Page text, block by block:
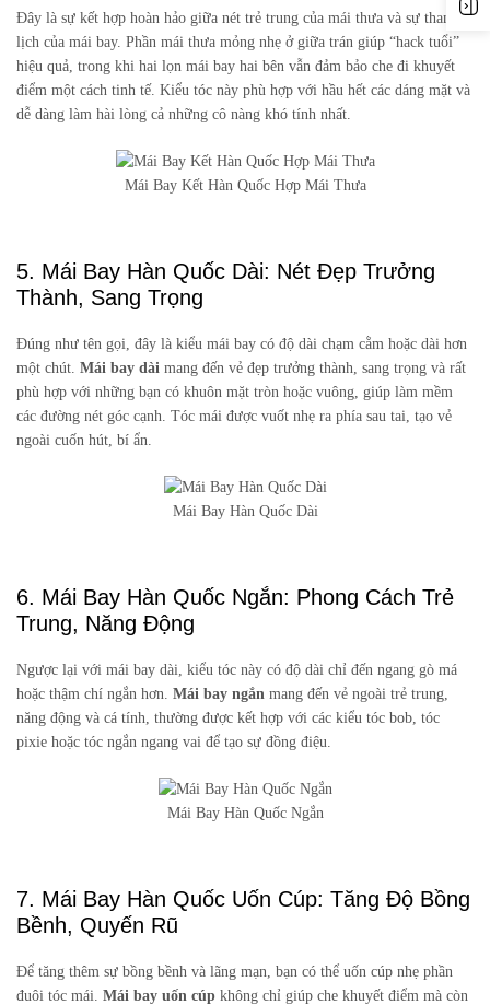
Đây là sự kết hợp hoàn hảo giữa nét trẻ trung của mái thưa và sự thanh
lịch của mái bay. Phần mái thưa mỏng nhẹ ở giữa trán giúp “hack tuổi”
hiệu quả, trong khi hai lọn mái bay hai bên vẫn đảm bảo che đi khuyết
điểm một cách tinh tế. Kiểu tóc này phù hợp với hầu hết các dáng mặt và
dễ dàng làm hài lòng cả những cô nàng khó tính nhất.
Mái Bay Kết Hàn Quốc Hợp Mái Thưa
5. Mái Bay Hàn Quốc Dài: Nét Đẹp Trưởng
Thành, Sang Trọng
Đúng như tên gọi, đây là kiểu mái bay có độ dài chạm cằm hoặc dài hơn
một chút. Mái bay dài mang đến vẻ đẹp trưởng thành, sang trọng và rất
phù hợp với những bạn có khuôn mặt tròn hoặc vuông, giúp làm mềm
các đường nét góc cạnh. Tóc mái được vuốt nhẹ ra phía sau tai, tạo vẻ
ngoài cuốn hút, bí ẩn.
Mái Bay Hàn Quốc Dài
6. Mái Bay Hàn Quốc Ngắn: Phong Cách Trẻ
Trung, Năng Động
Ngược lại với mái bay dài, kiểu tóc này có độ dài chỉ đến ngang gò má
hoặc thậm chí ngắn hơn. Mái bay ngắn mang đến vẻ ngoài trẻ trung,
năng động và cá tính, thường được kết hợp với các kiểu tóc bob, tóc
pixie hoặc tóc ngắn ngang vai để tạo sự đồng điệu.
Mái Bay Hàn Quốc Ngắn
7. Mái Bay Hàn Quốc Uốn Cúp: Tăng Độ Bồng
Bềnh, Quyến Rũ
Để tăng thêm sự bồng bềnh và lãng mạn, bạn có thể uốn cúp nhẹ phần
đuôi tóc mái. Mái bay uốn cúp không chỉ giúp che khuyết điểm mà còn